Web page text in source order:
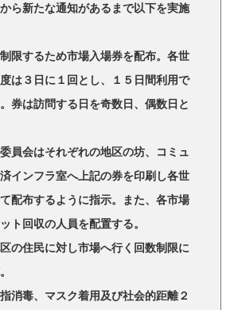
ら新たな通知があるまで以下を実施
限するため市場入場券を配布。各世
は３日に１回とし、１５日間利用で
券は訪問する日を奇数日、偶数日と
員会はそれぞれの地区の坊、コミュ
インフラ室へ上記の券を印刷し各世
配布するように指示。また、各市場
ト回収の人員を配置する。
の住民に対し市場へ行く回数制限に
消毒、マスク着用及び社会的距離２